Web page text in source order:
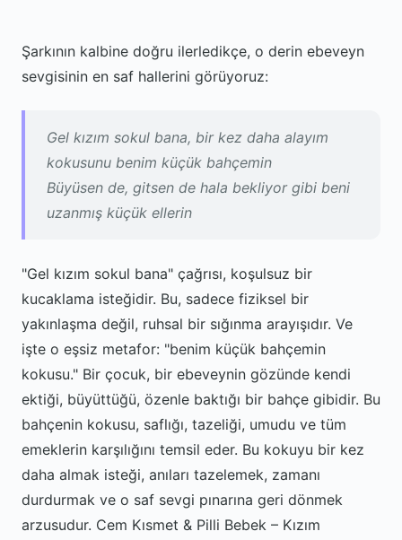
Şarkının kalbine doğru ilerledikçe, o derin ebeveyn
sevgisinin en saf hallerini görüyoruz:
Gel kızım sokul bana, bir kez daha alayım
kokusunu benim küçük bahçemin
Büyüsen de, gitsen de hala bekliyor gibi beni
uzanmış küçük ellerin
"Gel kızım sokul bana" çağrısı, koşulsuz bir
kucaklama isteğidir. Bu, sadece fiziksel bir
yakınlaşma değil, ruhsal bir sığınma arayışıdır. Ve
işte o eşsiz metafor: "benim küçük bahçemin
kokusu." Bir çocuk, bir ebeveynin gözünde kendi
ektiği, büyüttüğü, özenle baktığı bir bahçe gibidir. Bu
bahçenin kokusu, saflığı, tazeliği, umudu ve tüm
emeklerin karşılığını temsil eder. Bu kokuyu bir kez
daha almak isteği, anıları tazelemek, zamanı
durdurmak ve o saf sevgi pınarına geri dönmek
arzusudur. Cem Kısmet & Pilli Bebek – Kızım